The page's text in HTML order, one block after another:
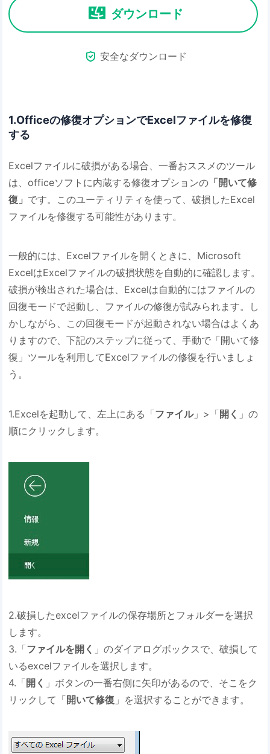
ダウンロード
 安全なダウンロード
1.Officeの修復オプションでExcelファイルを修復
する
Excelファイルに破損がある場合、一番おススメのツール
は、officeソフトに内蔵する修復オプションの 「開いて修
復」 です。このユーティリティを使って、破損したExcel
ファイルを修復する可能性があります。
一般的には、Excelファイルを開くときに、Microsoft
ExcelはExcelファイルの破損状態を自動的に確認します。
破損が検出された場合は、Excelは自動的にはファイルの
回復モードで起動し、ファイルの修復が試みられます。し
かしながら、この回復モードが起動されない場合はよくあ
りますので、下記のステップに従って、手動で「開いて修
復」ツールを利用してExcelファイルの修復を行いましょ
う。
1.Excelを起動して、左上にある「ファイル」>「開く 」の
順にクリックします。
2.破損したexcelファイルの保存場所とフォルダーを選択
します。
3.「ファイルを開く 」のダイアログボックスで、破損して
いるexcelファイルを選択します。
4.「開く 」ボタンの一番右側に矢印があるので、そこをク
リックして「開いて修復 」を選択することができます。